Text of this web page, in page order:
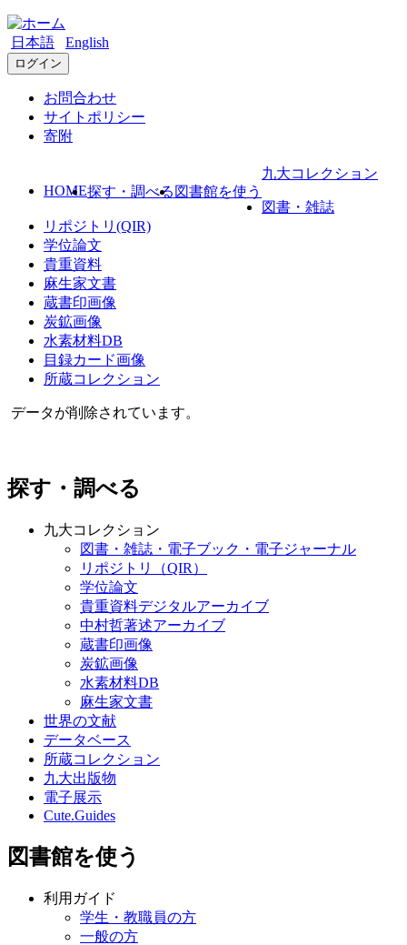
日本語 English
ログイン
お問合わせ
サイトポリシー
寄附
HOME探す・調べる 図書館を使う
九大コレクション
図書・雑誌
リポジトリ(QIR)
学位論文
貴重資料
麻生家文書
蔵書印画像
炭鉱画像
水素材料DB
目録カード画像
所蔵コレクション
データが削除されています。
探す・調べる
九大コレクション
図書・雑誌・電子ブック・電子ジャーナル
リポジトリ（QIR）
学位論文
貴重資料デジタルアーカイブ
中村哲著述アーカイブ
蔵書印画像
炭鉱画像
水素材料DB
麻生家文書
世界の文献
データベース
所蔵コレクション
九大出版物
電子展示
Cute.Guides
図書館を使う
利用ガイド
学生・教職員の方
一般の方